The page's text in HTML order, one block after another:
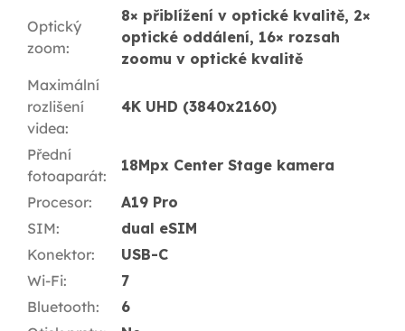
Optický
zoom:
8× přiblížení v optické kvalitě, 2×
optické oddálení, 16× rozsah
zoomu v optické kvalitě
Maximální
rozlišení
videa:
4K UHD (3840x2160)
Přední
fotoaparát:
18Mpx Center Stage kamera
Procesor:
A19 Pro
SIM:
dual eSIM
Konektor:
USB-C
Wi-Fi:
7
Bluetooth:
6